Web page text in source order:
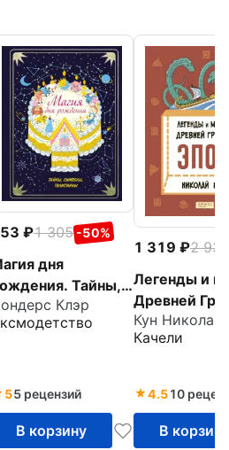
1 305 -50%
дня
Тайны,
Клэр
55 рецензий
В корзину
1 319
2 931
Легенды и
Древней
Эпос
Качели
4.510
В корзину